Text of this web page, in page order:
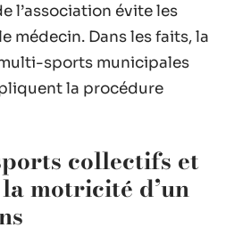
l’association évite les
médecin. Dans les faits, la
sports municipales
la procédure
collectifs et
motricité d’un